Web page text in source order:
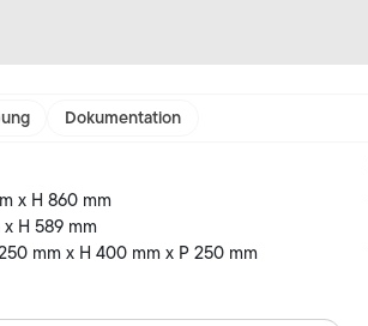
Dokumentation
x H 860 mm
H 589 mm
mm x H 400 mm x P 250 mm